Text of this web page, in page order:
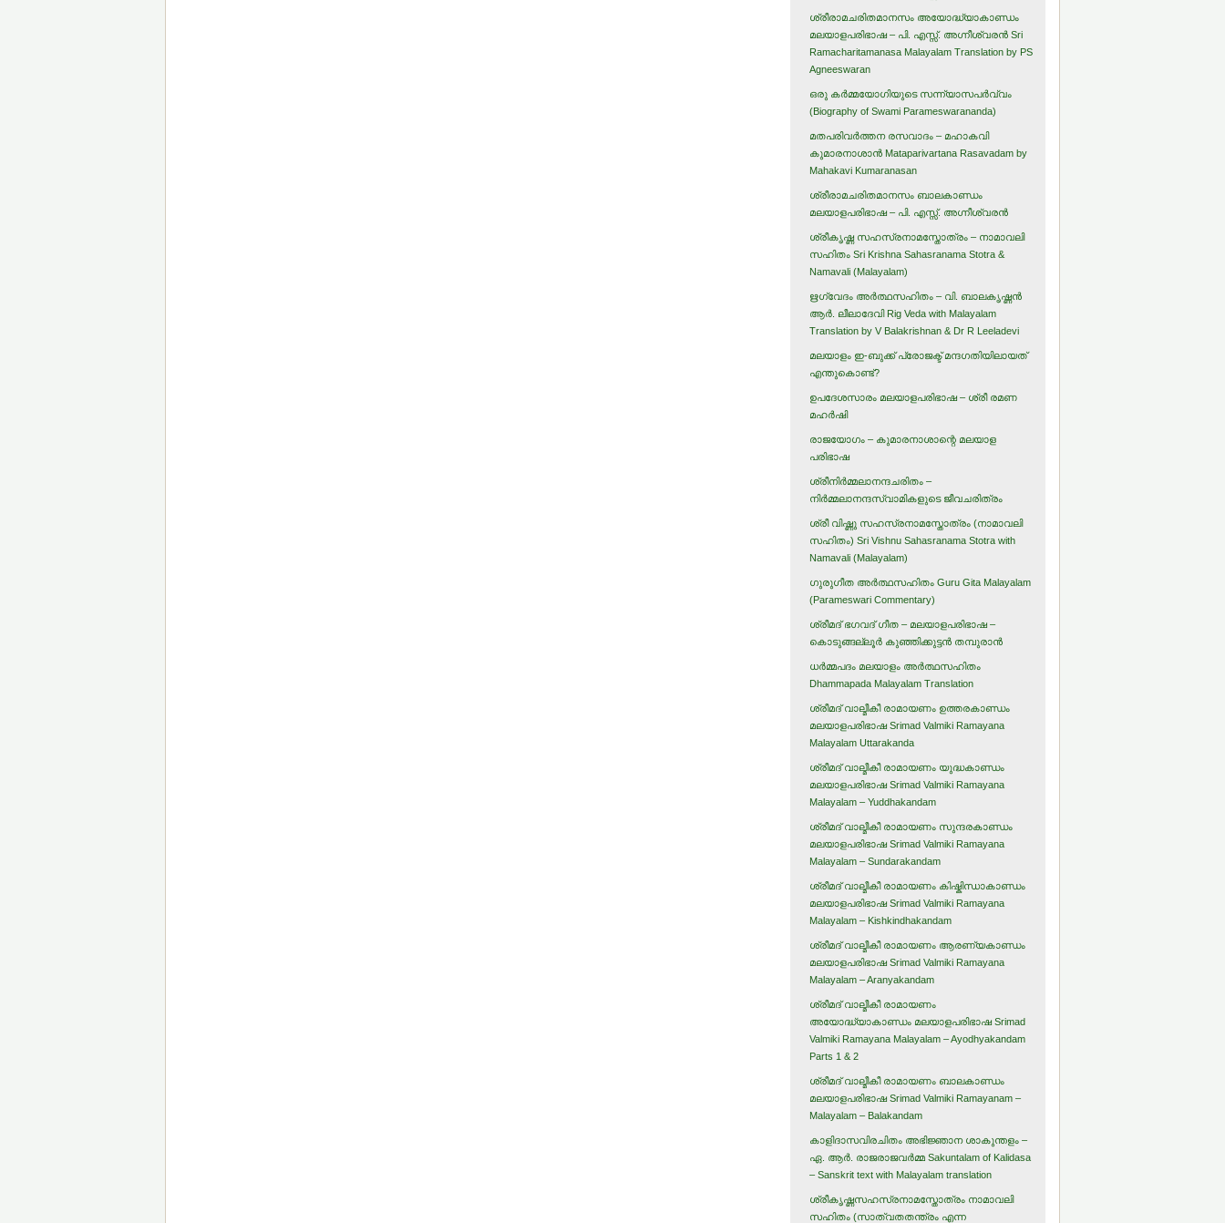
ശ്രീരാമചരിതമാനസം അയോദ്ധ്യാകാണ്ഡം
മലയാളപരിഭാഷ – പി. എസ്സ്. അഗ്നീശ്വരന്‍ Sri
Ramacharitamanasa Malayalam Translation by PS
Agneeswaran
ഒരു കര്‍മ്മയോഗിയുടെ സന്ന്യാസപര്‍വ്വം
(Biography of Swami Parameswarananda)
മതപരിവര്‍ത്തന രസവാദം – മഹാകവി
കുമാരനാശാന്‍ Mataparivartana Rasavadam by
Mahakavi Kumaranasan
ശ്രീരാമചരിതമാനസം ബാലകാണ്ഡം
മലയാളപരിഭാഷ – പി. എസ്സ്. അഗ്നീശ്വരന്‍
ശ്രീകൃഷ്ണ സഹസ്രനാമസ്തോത്രം – നാമാവലി
സഹിതം Sri Krishna Sahasranama Stotra &
Namavali (Malayalam)
ഋഗ്വേദം അര്‍ത്ഥസഹിതം – വി. ബാലകൃഷ്ണന്‍
ആര്‍. ലീലാദേവി Rig Veda with Malayalam
Translation by V Balakrishnan & Dr R Leeladevi
മലയാളം ഇ-ബുക്ക് പ്രോജക്ട് മന്ദഗതിയിലായത്
എന്തുകൊണ്ട്?
ഉപദേശസാരം മലയാളപരിഭാഷ – ശ്രീ രമണ
മഹര്‍ഷി
രാജയോഗം – കുമാരനാശാന്റെ മലയാള
പരിഭാഷ
ശ്രീനിര്‍മ്മലാനന്ദചരിതം –
നിര്‍മ്മലാനന്ദസ്വാമികളുടെ ജീവചരിത്രം
ശ്രീ വിഷ്ണു സഹസ്രനാമസ്തോത്രം (നാമാവലി
സഹിതം) Sri Vishnu Sahasranama Stotra with
Namavali (Malayalam)
ഗുരുഗീത അര്‍ത്ഥസഹിതം Guru Gita Malayalam
(Parameswari Commentary)
ശ്രീമദ് ഭഗവദ് ഗീത – മലയാളപരിഭാഷ –
കൊടുങ്ങല്ലൂര്‍ കുഞ്ഞിക്കുട്ടന്‍ തമ്പുരാന്‍
ധര്‍മ്മപദം മലയാളം അര്‍ത്ഥസഹിതം
Dhammapada Malayalam Translation
ശ്രീമദ് വാല്മീകീ രാമായണം ഉത്തരകാണ്ഡം
മലയാളപരിഭാഷ Srimad Valmiki Ramayana
Malayalam Uttarakanda
ശ്രീമദ് വാല്മീകീ രാമായണം യുദ്ധകാണ്ഡം
മലയാളപരിഭാഷ Srimad Valmiki Ramayana
Malayalam – Yuddhakandam
ശ്രീമദ് വാല്മീകീ രാമായണം സുന്ദരകാണ്ഡം
മലയാളപരിഭാഷ Srimad Valmiki Ramayana
Malayalam – Sundarakandam
ശ്രീമദ് വാല്മീകീ രാമായണം കിഷ്കിന്ധാകാണ്ഡം
മലയാളപരിഭാഷ Srimad Valmiki Ramayana
Malayalam – Kishkindhakandam
ശ്രീമദ് വാല്മീകീ രാമായണം ആരണ്യകാണ്ഡം
മലയാളപരിഭാഷ Srimad Valmiki Ramayana
Malayalam – Aranyakandam
ശ്രീമദ് വാല്മീകീ രാമായണം
അയോദ്ധ്യാകാണ്ഡം മലയാളപരിഭാഷ Srimad
Valmiki Ramayana Malayalam – Ayodhyakandam
Parts 1 & 2
ശ്രീമദ് വാല്മീകീ രാമായണം ബാലകാണ്ഡം
മലയാളപരിഭാഷ Srimad Valmiki Ramayanam –
Malayalam – Balakandam
കാളിദാസവിരചിതം അഭിജ്ഞാന ശാകുന്തളം –
ഏ. ആര്‍. രാജരാജവര്‍മ്മ Sakuntalam of Kalidasa
– Sanskrit text with Malayalam translation
ശ്രീകൃഷ്ണസഹസ്രനാമസ്തോത്രം നാമാവലി
സഹിതം (സാത്വതതന്ത്രം എന്ന